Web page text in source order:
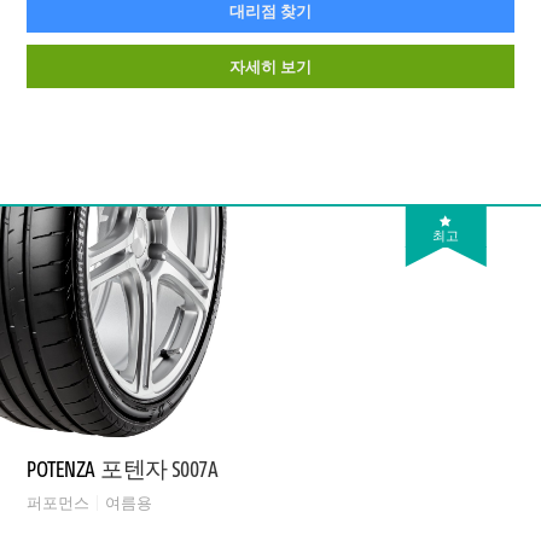
대리점 찾기
자세히 보기
최고
POTENZA 포텐자 S007A
퍼포먼스 여름용